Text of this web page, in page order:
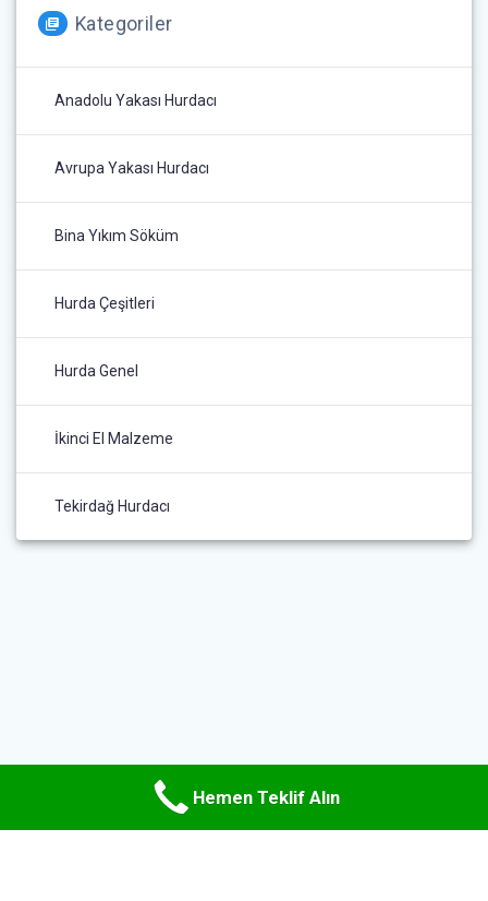
Kategoriler
Anadolu Yakası Hurdacı
Avrupa Yakası Hurdacı
Bina Yıkım Söküm
Hurda Çeşitleri
Hurda Genel
İkinci El Malzeme
Tekirdağ Hurdacı
Hemen Teklif Alın